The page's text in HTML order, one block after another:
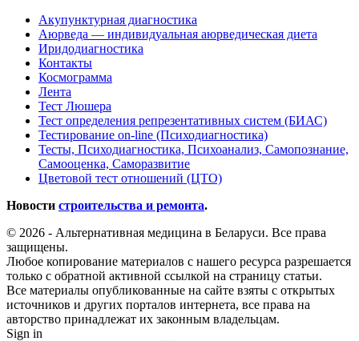
Акупунктурная диагностика
Аюрведа — индивидуальная аюрведическая диета
Иридодиагностика
Контакты
Космограмма
Лента
Тест Люшера
Тест определения репрезентативных систем (БИАС)
Тестирование on-line (Психодиагностика)
Тесты, Психодиагностика, Психоанализ, Самопознание,
Самооценка, Саморазвитие
Цветовой тест отношений (ЦТО)
Новости строительства и ремонта.
© 2026 - Альтернативная медицина в Беларуси. Все права
защищены.
Любое копирование материалов с нашего ресурса разрешается
только с обратной активной ссылкой на страницу статьи.
Все материалы опубликованные на сайте взяты с открытых
источников и других порталов интернета, все права на
авторство принадлежат их законным владельцам.
Sign in